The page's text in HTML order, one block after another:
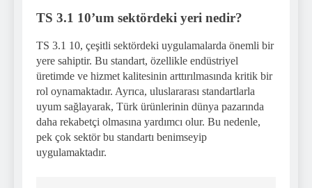
TS 3.1 10’um sektördeki yeri nedir?
TS 3.1 10, çeşitli sektördeki uygulamalarda önemli bir
yere sahiptir. Bu standart, özellikle endüstriyel
üretimde ve hizmet kalitesinin arttırılmasında kritik bir
rol oynamaktadır. Ayrıca, uluslararası standartlarla
uyum sağlayarak, Türk ürünlerinin dünya pazarında
daha rekabetçi olmasına yardımcı olur. Bu nedenle,
pek çok sektör bu standartı benimseyip
uygulamaktadır.